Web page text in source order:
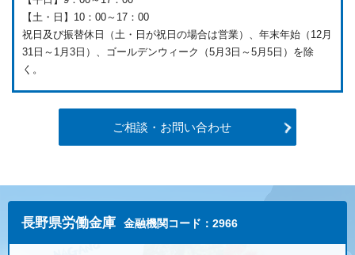
【土・日】10：00～17：00
祝日及び振替休日（土・日が祝日の場合は営業）、年末年始（12月
31日～1月3日）、ゴールデンウィーク（5月3日～5月5日）を除
く。
ご相談・お問い合わせ
長野県労働金庫 金融機関コード：2966